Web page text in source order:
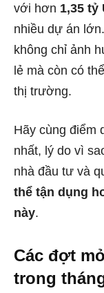
với hơn 1,35 tỷ
nhiều dự án
không chỉ ảnh
lẻ mà còn có
thị trường.
Hãy cùng điểm
nhất, lý do vì
nhà đầu tư và
thể tận dụng
này.
Các đợt
trong